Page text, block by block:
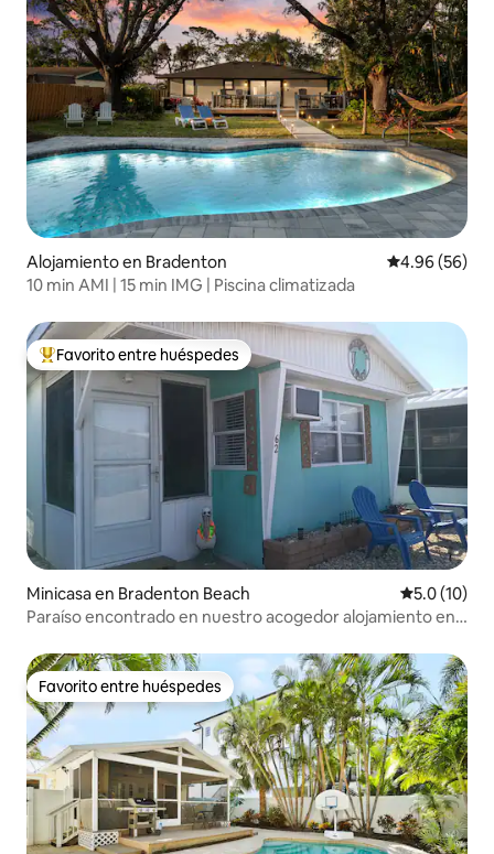
Alojamiento en Bradenton Calificación
4.96 (56)
10 min AMI | 15 min IMG | Piscina climatizada
Favorito entre huéspedes preferido
Favorito entre huéspedes
Minicasa en Bradenton Beach Calificación
5.0 (10)
Paraíso encontrado en nuestro acogedor alojamiento en
Favorito entre huéspedes
Favorito entre huéspedes